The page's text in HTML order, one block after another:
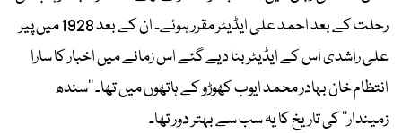
رحلت کے بعد احمد علی ایڈیٹر مقرر ہوئے۔ ان کے بعد 1928 میں پیر
علی راشدی اس کے ایڈیٹر بنا دیے گئے اس زمانے میں اخبار کا سارا
انتظام خان بہادر محمد ایوب کھوڑو کے ہاتھوں میں تھا۔ ’’سندھ
زمیندار‘‘ کی تاریخ کا یہ سب سے بہتر دور تھا۔